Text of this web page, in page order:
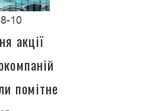
10
акції
помітне